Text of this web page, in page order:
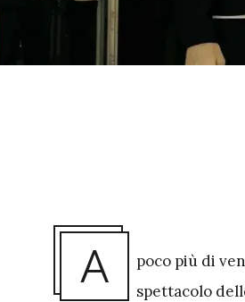
A
poco più di
spettacolo